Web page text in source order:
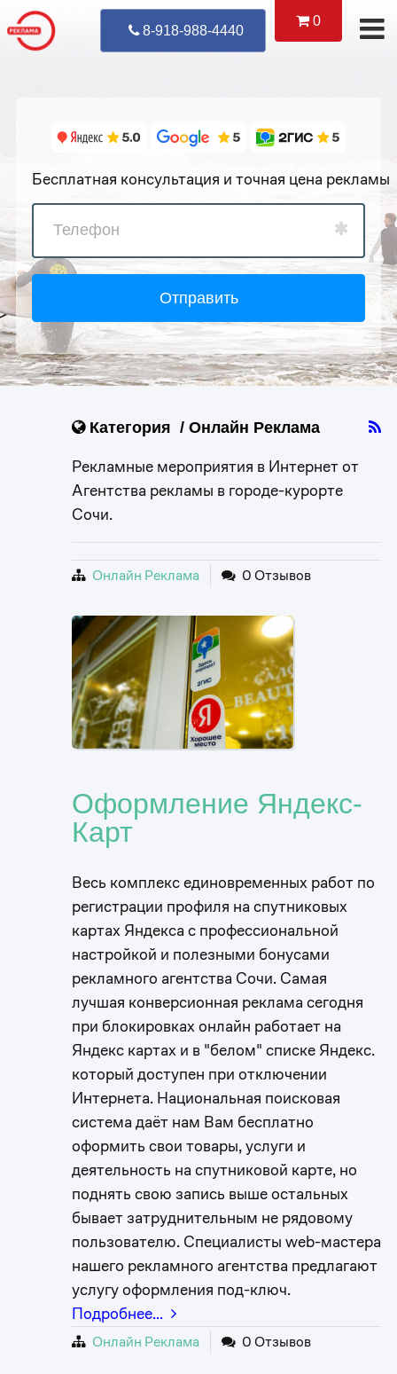
0
8-918-988-4440 Уже
Бесплатная консультация и точная цена рекламы
Отправить
Категория / Онлайн Реклама
Рекламные мероприятия в Интернет от
Агентства рекламы в городе-курорте
Сочи.
Онлайн Реклама 0 Отзывов
Оформление Яндекс-
Карт
Весь комплекс единовременных работ по
регистрации профиля на спутниковых
картах Яндекса с профессиональной
настройкой и полезными бонусами ​
рекламного агентства Сочи. Самая
лучшая конверсионная реклама сегодня
при блокировках онлайн работает на
Яндекс картах и в "белом" списке Яндекс.
который доступен при отключении
Интернета. Национальная поисковая
система даёт нам Вам бесплатно
оформить свои товары, услуги и
деятельность на спутниковой карте, но
поднять свою запись выше остальных
бывает затруднительным не рядовому
пользователю. Специалисты web-мастера
нашего рекламного агентства предлагают
услугу оформления под-ключ.
Подробнее…
Онлайн Реклама 0 Отзывов